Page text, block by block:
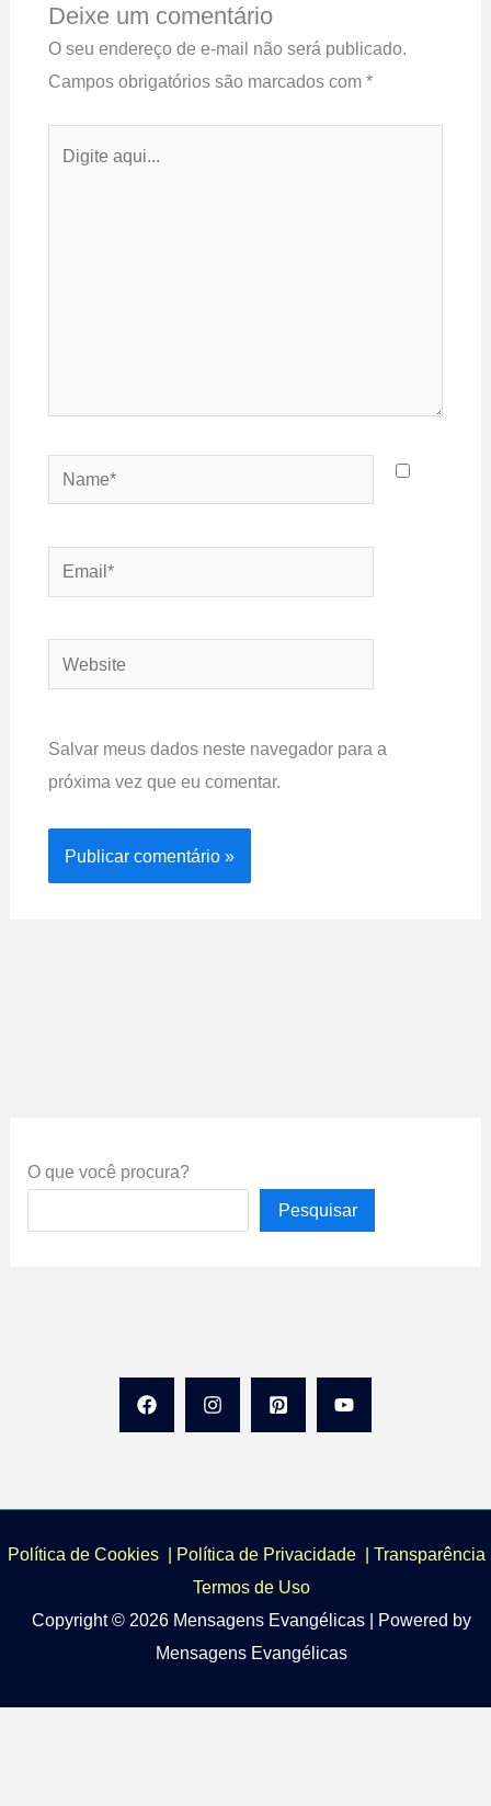
Deixe um comentário
O seu endereço de e-mail não será publicado.
Campos obrigatórios são marcados com *
Name*
Email*
Website
Salvar meus dados neste navegador para a
próxima vez que eu comentar.
O que você procura?
Pesquisar
Política de Cookies Política de Privacidade
Transparência
Termos de Uso
Copyright © 2026 Mensagens Evangélicas | Powered by
Mensagens Evangélicas